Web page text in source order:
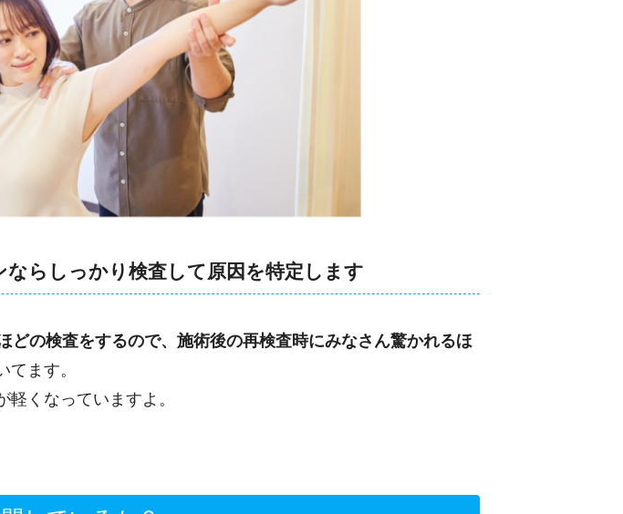
ならしっかり検査して原因を特定します
どの検査をするので、施術後の再検査時にみなさん驚かれるほ
てます。
くなっていますよ。